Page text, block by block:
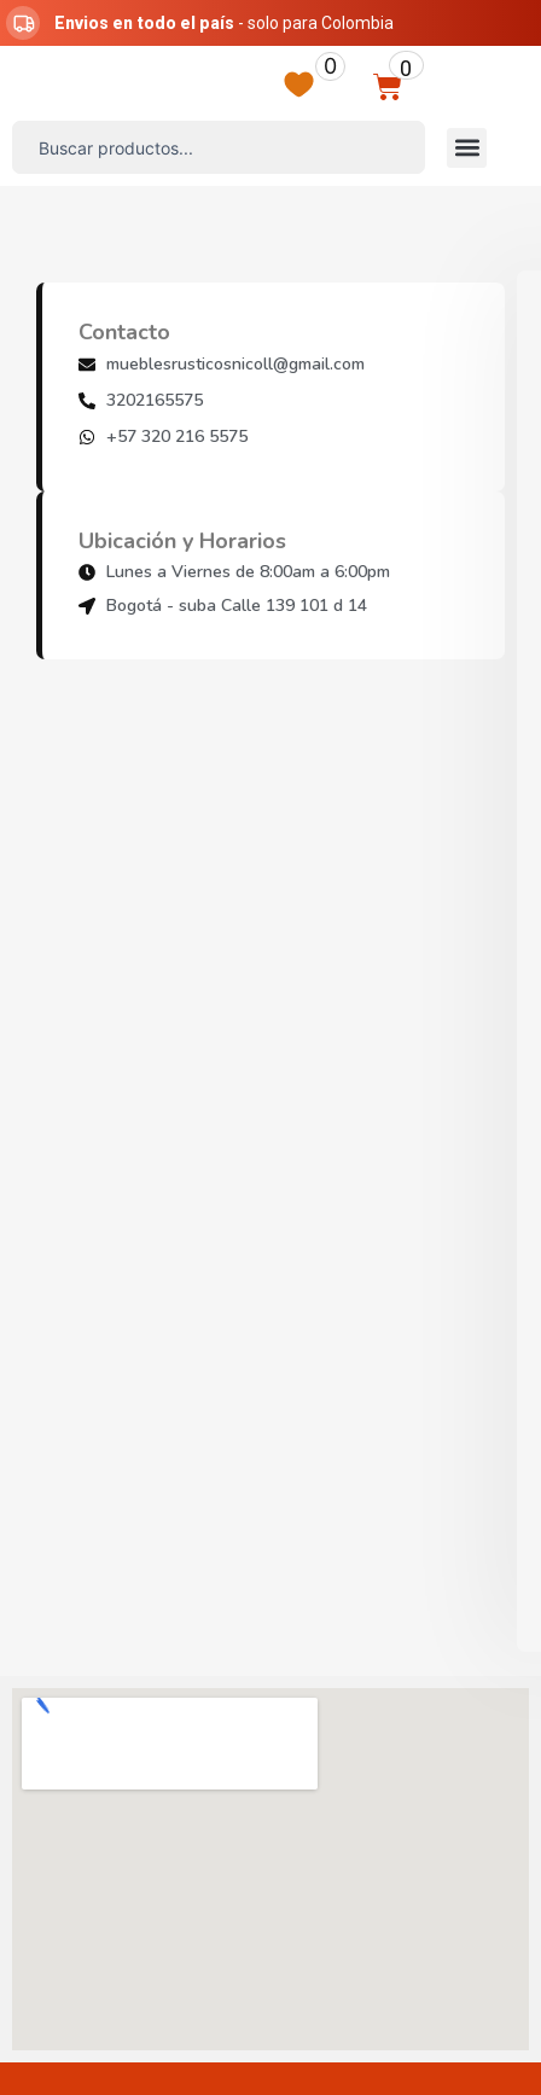
Ir
al
Envios en todo el país - solo para Colombia
0 0
Carrito
Menú
Contacto
mueblesrusticosnicoll@gmail.com
3202165575
+57 320 216 5575
Ubicación y Horarios
Lunes a Viernes de 8:00am a 6:00pm
Bogotá - suba Calle 139 101 d 14